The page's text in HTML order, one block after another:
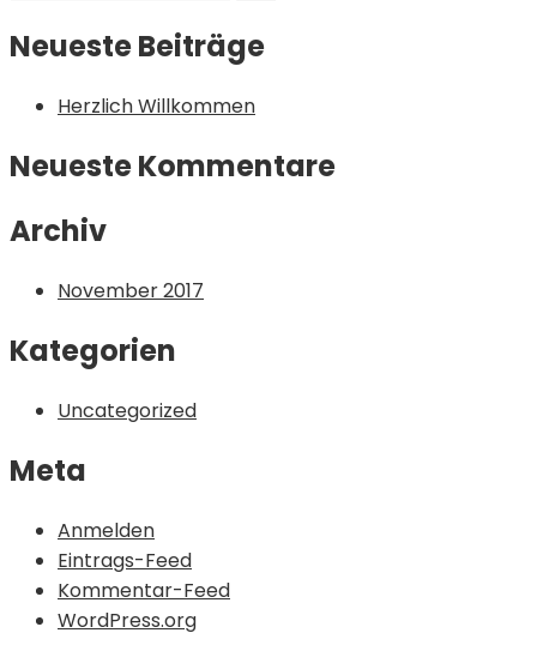
Neueste Beiträge
Herzlich Willkommen
Neueste Kommentare
Archiv
November 2017
Kategorien
Uncategorized
Meta
Anmelden
Eintrags-Feed
Kommentar-Feed
WordPress.org